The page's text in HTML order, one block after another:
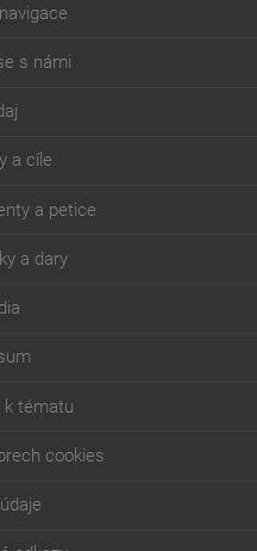
s námi
a cíle
a petice
a dary
k tématu
cookies